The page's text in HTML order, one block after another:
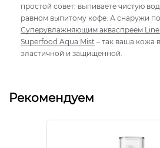
простой совет: выпиваете чистую
равном выпитому кофе. А снаружи
Суперувлажняющим акваспреем
Superfood Aqua Mist – так ваша кожа
эластичной и защищенной.
Рекомендуем